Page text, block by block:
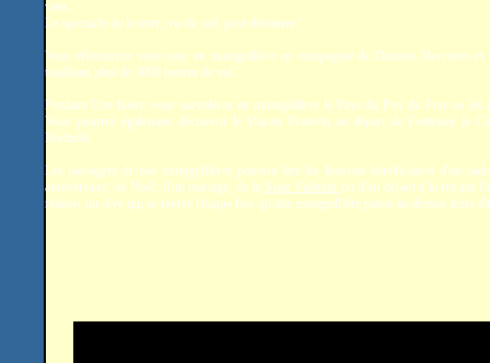
vent…
Le spectacle de la terre, vu du ciel, peut démarrer !
Vous effectuerez votre tour en montgolfiere en compagnie de Damien Merceron
totalisant plus de 3000 heures de vol.
Pendant Une heure vous survolerez en montgolfiere le Pays du Puy du Fou ou les
Vous pourrez également découvrir le Marais Poitevin au départ de Fontenay le
Rochelle
Les passagers de nos montgolfieres peuvent être les heureux bénéficiaires d'un
anniversaire, de Noël, d'un mariage, de la Saint Valentin ou d'un départ à la
réaliser un rêve qui se ravive chaque fois qu'une montgolfière passe au dessus leurs